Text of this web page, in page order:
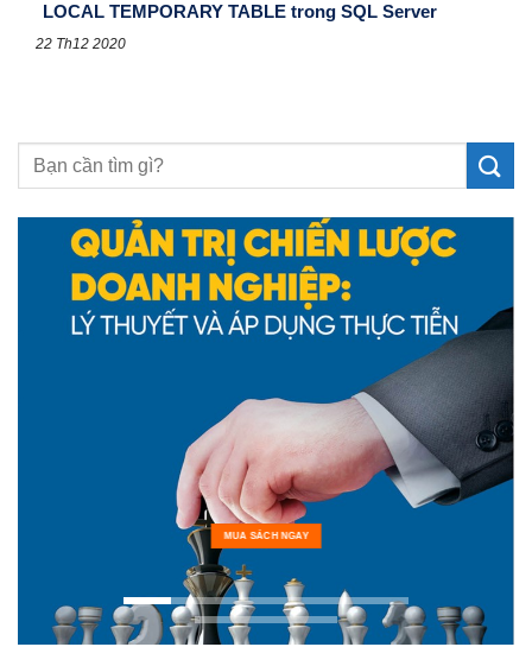
LOCAL TEMPORARY TABLE trong SQL Server
22 Th12 2020
MUA SÁCH NGAY